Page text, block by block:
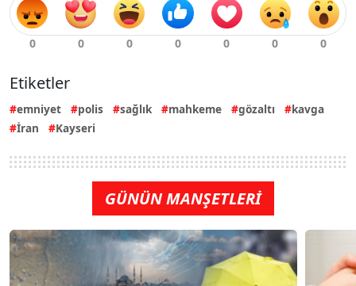
Etiketler
emniyet polis sağlık mahkeme gözaltı
kavga
İran
Kayseri
GÜNÜN MANŞETLERİ